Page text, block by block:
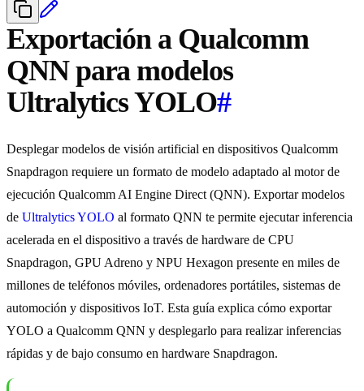
Exportación a Qualcomm
QNN para modelos
Ultralytics YOLO#
Desplegar modelos de visión artificial en dispositivos Qualcomm
Snapdragon requiere un formato de modelo adaptado al motor de
ejecución Qualcomm AI Engine Direct (QNN). Exportar modelos
de Ultralytics YOLO al formato QNN te permite ejecutar inferencia
acelerada en el dispositivo a través de hardware de CPU
Snapdragon, GPU Adreno y NPU Hexagon presente en miles de
millones de teléfonos móviles, ordenadores portátiles, sistemas de
automoción y dispositivos IoT. Esta guía explica cómo exportar
YOLO a Qualcomm QNN y desplegarlo para realizar inferencias
rápidas y de bajo consumo en hardware Snapdragon.